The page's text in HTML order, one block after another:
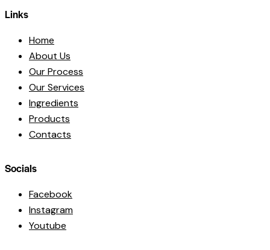
Links
Home
About Us
Our Process
Our Services
Ingredients
Products
Contacts
Socials
Facebook
Instagram
Youtube